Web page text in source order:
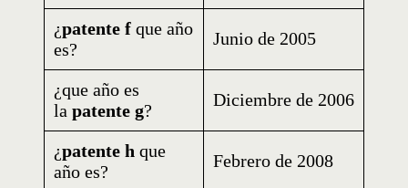
¿patente f que año
es?
Junio de 2005
¿que año es
la patente g?
Diciembre de 2006
¿patente h que
año es?
Febrero de 2008